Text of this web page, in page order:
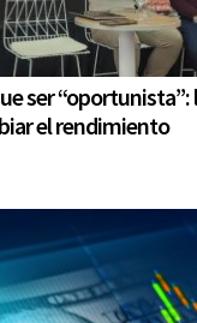
ser
el rendimiento